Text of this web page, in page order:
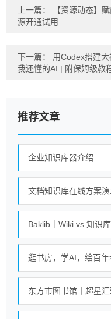
上一篇：
【资源动态】
源开通试用
下一篇： 用Codex搭建
我还懂的AI | 附保姆级教
推荐文章
企业知识库器介绍
文档知识库在线方案
Baklib｜Wiki vs 知识
东方市图书馆丨超星